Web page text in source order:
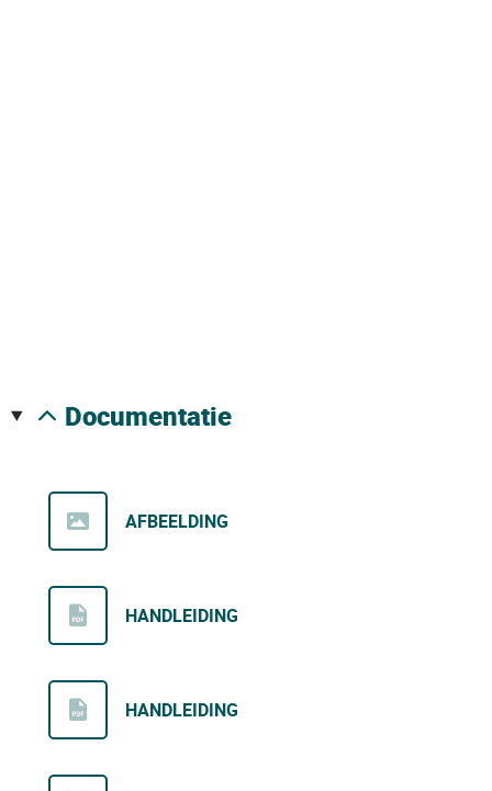
documentatie
AFBEELDING
HANDLEIDING
HANDLEIDING